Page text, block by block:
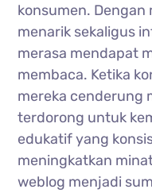
konsumen.
menarik sekaligus
merasa mendapat
membaca. Ketika
mereka cenderung
terdorong untuk
edukatif yang
meningkatkan
weblog menjadi